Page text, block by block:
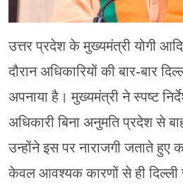
उत्तर प्रदेश के मुख्यमंत्री योगी
दौरान अधिकारियों की बार-बार
अपनाया है। मुख्यमंत्री ने स्पष्ट
अधिकारी बिना अनुमति प्रदेश से
उन्होंने इस पर नाराजगी जताते हुए
केवल आवश्यक कारणों से ही दिल्ली